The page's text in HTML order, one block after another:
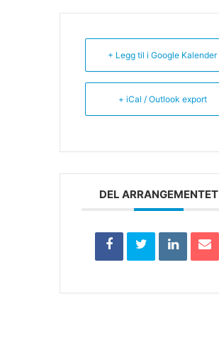
+ Legg til i Google Kalender
+ iCal / Outlook export
DEL ARRANGEMENTET